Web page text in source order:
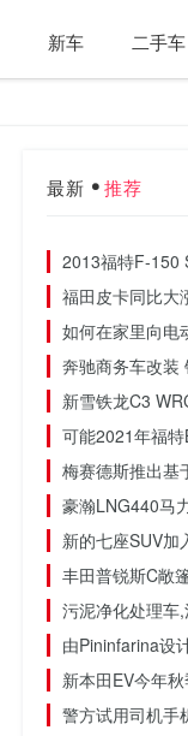
新车 二手车
最新 推荐
2013福特F-150
福田皮卡同比大
如何在家里向电
奔驰商务车改装
新雪铁龙C3
可能2021年福
梅赛德斯推出基
豪瀚LNG440马
新的七座SUV加
丰田普锐斯C敞
污泥净化处理车
由Pininfarina设
新本田EV今年
警方试用司机手